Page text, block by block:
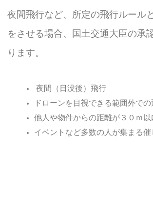
夜間飛行など、所定の飛行ルール
をさせる場合、国土交通大臣の承
ります。
夜間（日没後）飛行
ドローンを目視できる範囲外で
他人や物件からの距離が３０ｍ
イベントなど多数の人が集まる